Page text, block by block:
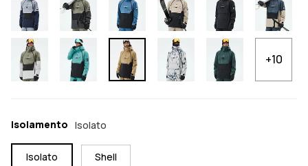
+10
Isolamento Isolato
Isolato Shell